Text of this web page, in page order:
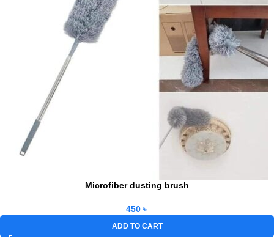
Microfiber dusting brush
450 ৳
ADD TO CART